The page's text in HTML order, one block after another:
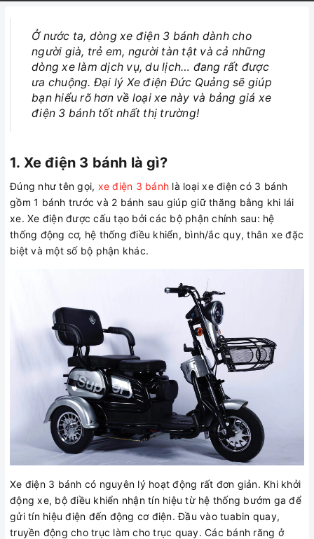
Ở nước ta, dòng xe điện 3 bánh dành cho
người già, trẻ em, người tàn tật và cả những
dòng xe làm dịch vụ, du lịch… đang rất được
ưa chuộng. Đại lý Xe điện Đức Quảng sẽ giúp
bạn hiểu rõ hơn về loại xe này và bảng giá xe
điện 3 bánh tốt nhất thị trường!
1. Xe điện 3 bánh là gì?
Đúng như tên gọi, xe điện 3 bánh là loại xe điện có 3 bánh
gồm 1 bánh trước và 2 bánh sau giúp giữ thăng bằng khi lái
xe. Xe điện được cấu tạo bởi các bộ phận chính sau: hệ
thống động cơ, hệ thống điều khiển, bình/ắc quy, thân xe đặc
biệt và một số bộ phận khác.
Xe điện 3 bánh có nguyên lý hoạt động rất đơn giản. Khi khởi
động xe, bộ điều khiển nhận tín hiệu từ hệ thống bướm ga để
gửi tín hiệu điện đến động cơ điện. Đầu vào tuabin quay,
truyền động cho trục làm cho trục quay. Các bánh răng ở